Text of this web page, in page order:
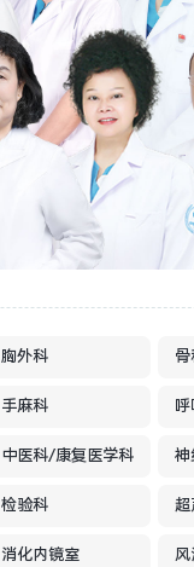
胸外科
手麻科
中医科/康复医学科
检验科 超
消化内镜室
抖音